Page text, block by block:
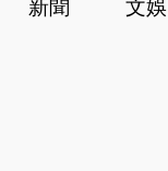
新聞 文娛